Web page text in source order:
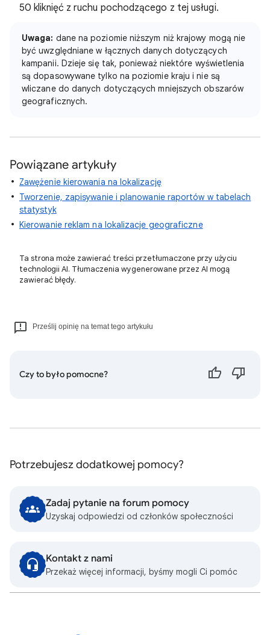
50 kliknięć z ruchu pochodzącego z tej usługi.
Uwaga: dane na poziomie niższym niż krajowy mogą nie
być uwzględniane w łącznych danych dotyczących
kampanii. Dzieje się tak, ponieważ niektóre wyświetlenia
są dopasowywane tylko na poziomie kraju i nie są
wliczane do danych dotyczących mniejszych obszarów
geograficznych.
Powiązane artykuły
Zawężenie kierowania na lokalizację
Tworzenie, zapisywanie i planowanie raportów w tabelach
statystyk
Kierowanie reklam na lokalizacje geograficzne
Ta strona może zawierać treści przetłumaczone przy użyciu
technologii AI. Tłumaczenia wygenerowane przez AI mogą
zawierać błędy.
Prześlij opinię na temat tego artykułu
Czy to było pomocne?
Potrzebujesz dodatkowej pomocy?
Zadaj pytanie na forum pomocy
Uzyskaj odpowiedzi od członków społeczności
Kontakt z nami
Przekaż więcej informacji, byśmy mogli Ci pomóc